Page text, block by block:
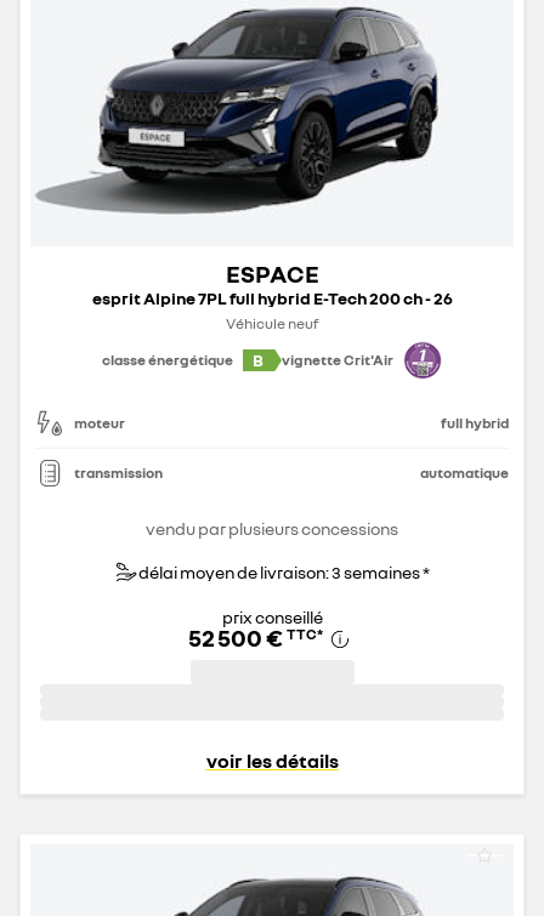
ESPACE
esprit Alpine 7PL full hybrid E-Tech 200 ch - 26
Véhicule neuf
classe énergétique
B vignette Crit'Air
moteur full hybrid
transmission automatique
vendu par plusieurs concessions
délai moyen de livraison: 3 semaines *
prix conseillé
52 500 € TTC*
voir les détails